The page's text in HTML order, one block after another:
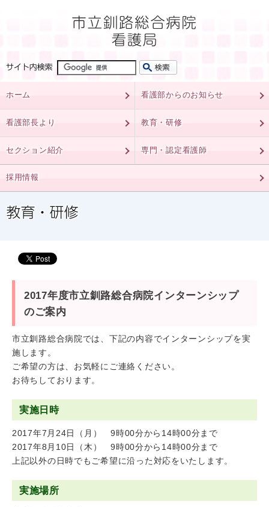
ホーム 看護部からのお知らせ
看護部長より 教育・研修
セクション紹介 専門・認定看護師
採用情報
2017年度市立釧路総合病院インターンシップ
のご案内
市立釧路総合病院では、下記の内容でインターンシップを実
施します。
ご希望の方は、お気軽にご連絡ください。
お待ちしております。
実施日時
2017年7月24日（月） 9時00分から14時00分まで
2017年8月10日（木） 9時00分から14時00分まで
上記以外の日時でもご希望に沿った対応をいたします。
実施場所